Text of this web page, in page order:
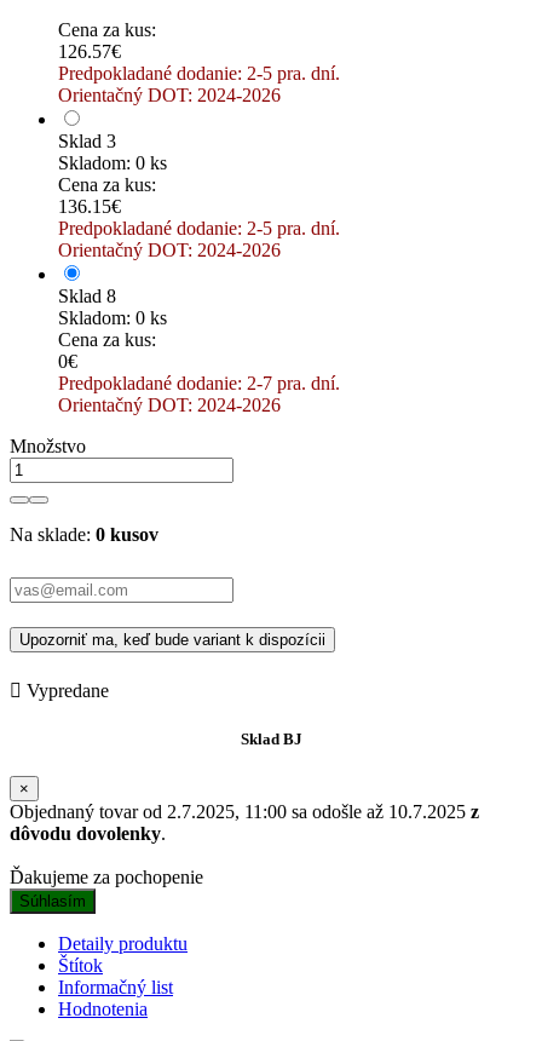
Cena za kus:
126.57€
Predpokladané dodanie: 2-5 pra. dní.
Orientačný DOT: 2024-2026
Sklad 3
Skladom: 0 ks
Cena za kus:
136.15€
Predpokladané dodanie: 2-5 pra. dní.
Orientačný DOT: 2024-2026
Sklad 8
Skladom: 0 ks
Cena za kus:
0€
Predpokladané dodanie: 2-7 pra. dní.
Orientačný DOT: 2024-2026
Množstvo
Na sklade: 0 kusov
Upozorniť ma, keď bude variant k dispozícii
 Vypredane
Sklad BJ
×
Objednaný tovar od 2.7.2025, 11:00 sa odošle až 10.7.2025 z
dôvodu dovolenky.
Ďakujeme za pochopenie
Súhlasím
Detaily produktu
Štítok
Informačný list
Hodnotenia